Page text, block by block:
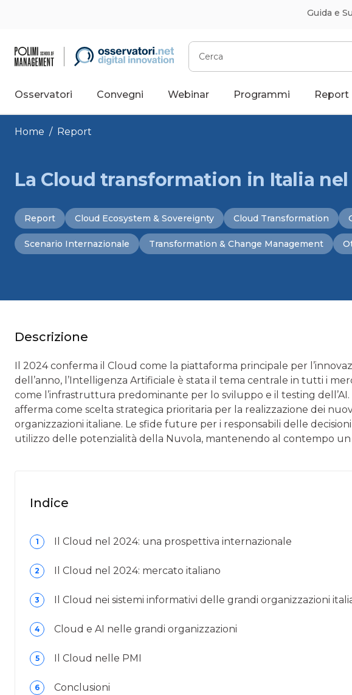
Guida e
Cerca
Osservatori Convegni Webinar Programmi Report
Home / Report
La Cloud transformation in Italia nel
Report Cloud Ecosystem & Sovereignty Cloud Transformation
Scenario Internazionale Transformation & Change Management
Descrizione
Il 2024 conferma il Cloud come la piattaforma principale per
dell’anno, l’Intelligenza Artificiale è stata il tema centrale in tutti i
come l’infrastruttura predominante per lo sviluppo e il testing
afferma come scelta strategica prioritaria per la realizzazione dei
organizzazioni italiane. Le sfide future per i responsabili delle
utilizzo delle potenzialità della Nuvola, mantenendo al contempo
Indice
1 Il Cloud nel 2024: una prospettiva internazionale
2 Il Cloud nel 2024: mercato italiano
3 Il Cloud nei sistemi informativi delle grandi organizzazioni
4 Cloud e AI nelle grandi organizzazioni
5 Il Cloud nelle PMI
6 Conclusioni